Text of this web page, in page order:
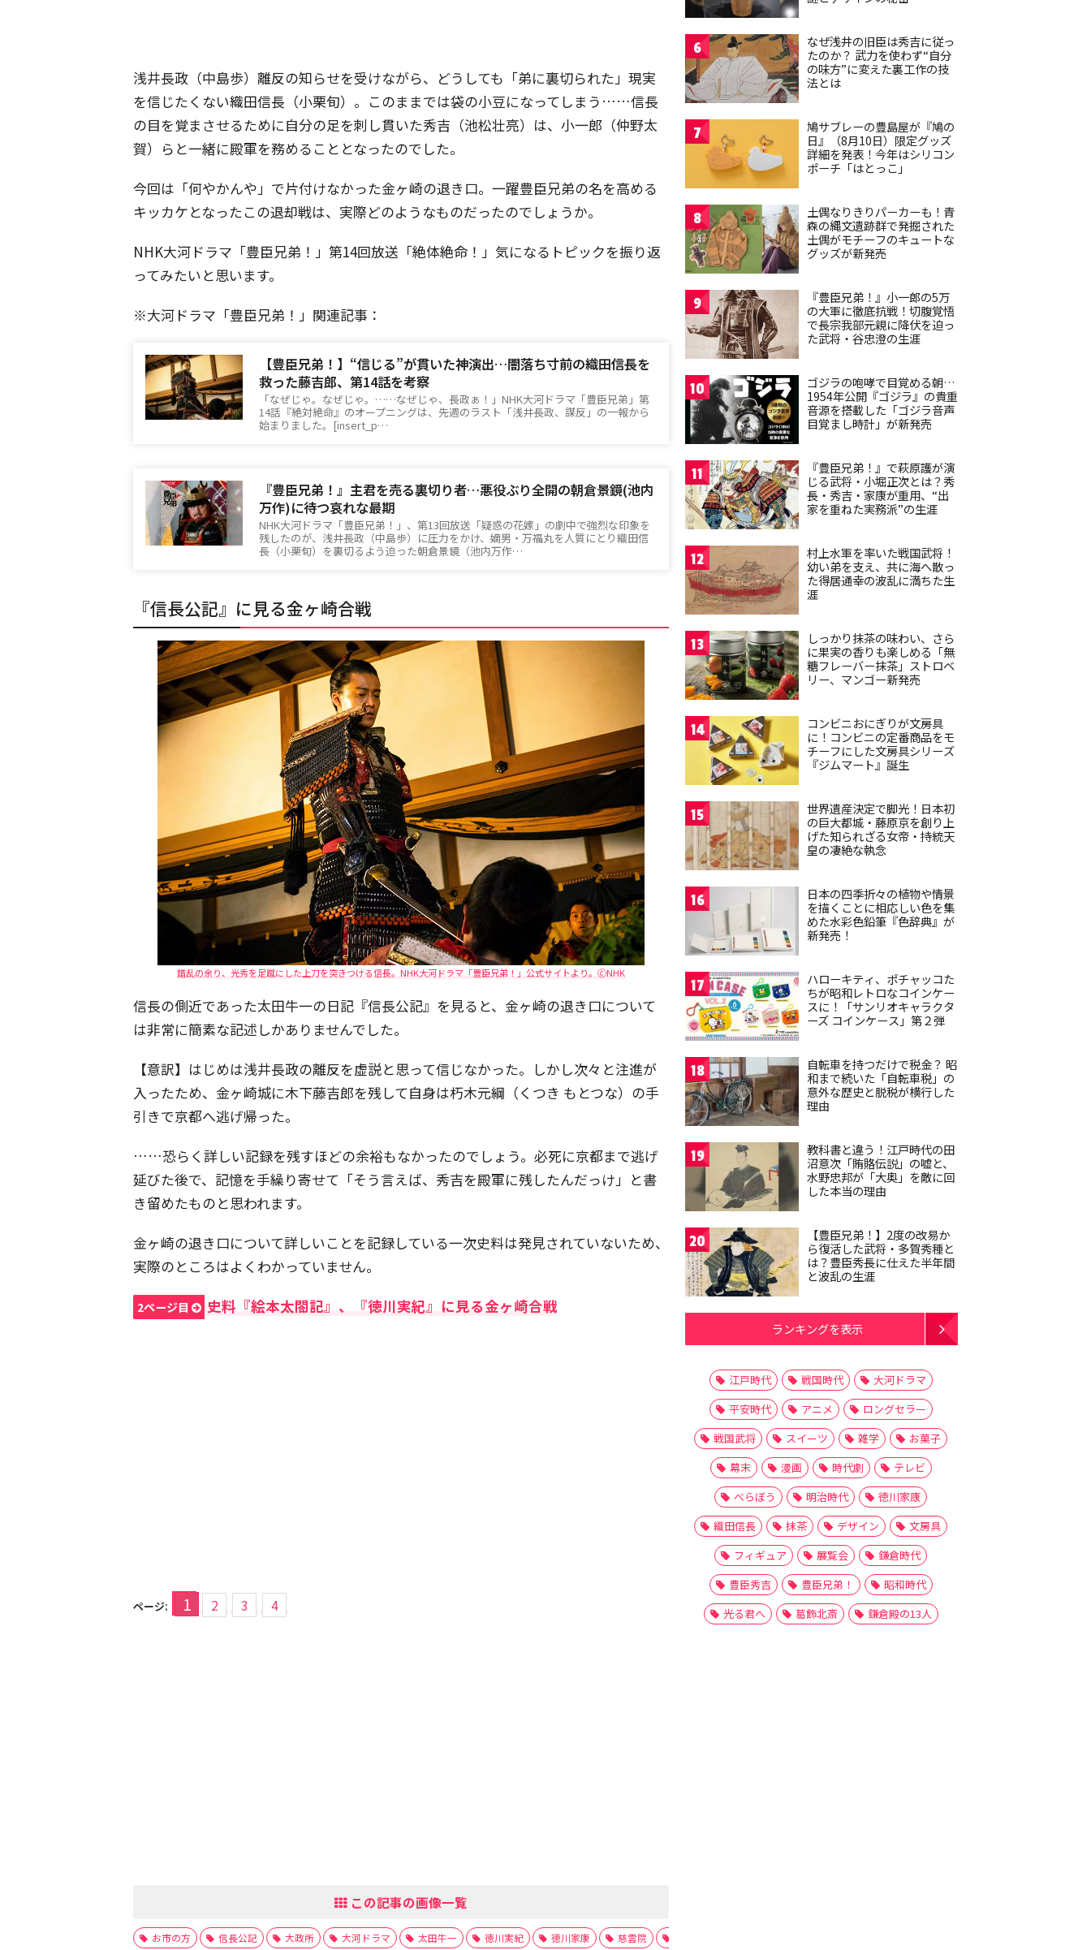
浅井長政（中島歩）離反の知らせを受けながら、どうしても「弟に裏切られた」現実
を信じたくない織田信長（小栗旬）。このままでは袋の小豆になってしまう……信長
の目を覚まさせるために自分の足を刺し貫いた秀吉（池松壮亮）は、小一郎（仲野太
賀）らと一緒に殿軍を務めることとなったのでした。
今回は「何やかんや」で片付けなかった金ヶ崎の退き口。一躍豊臣兄弟の名を高める
キッカケとなったこの退却戦は、実際どのようなものだったのでしょうか。
NHK大河ドラマ「豊臣兄弟！」第14回放送「絶体絶命！」気になるトピックを振り返
ってみたいと思います。
※大河ドラマ「豊臣兄弟！」関連記事：
【豊臣兄弟！】“信じる”が貫いた神演出…闇落ち寸前の織田信長を
救った藤吉郎、第14話を考察
「なぜじゃ。なぜじゃ。……なぜじゃ、長政ぁ！」NHK大河ドラマ「豊臣兄弟」第
14話『絶対絶命』のオープニングは、先週のラスト「浅井長政、謀反」の一報から
始まりました。[insert_p…
『豊臣兄弟！』主君を売る裏切り者…悪役ぶり全開の朝倉景鏡(池内
万作)に待つ哀れな最期
NHK大河ドラマ「豊臣兄弟！」、第13回放送「疑惑の花嫁」の劇中で強烈な印象を
残したのが、浅井長政（中島歩）に圧力をかけ、嫡男・万福丸を人質にとり織田信
長（小栗旬）を裏切るよう迫った朝倉景鏡（池内万作…
『信長公記』に見る金ヶ崎合戦
錯乱の余り、光秀を足蹴にした上刀を突きつける信長。NHK大河ドラマ「豊臣兄弟！」公式サイトより。🄫NHK
信長の側近であった太田牛一の日記『信長公記』を見ると、金ヶ崎の退き口について
は非常に簡素な記述しかありませんでした。
【意訳】はじめは浅井長政の離反を虚説と思って信じなかった。しかし次々と注進が
入ったため、金ヶ崎城に木下藤吉郎を残して自身は朽木元綱（くつき もとつな）の手
引きで京都へ逃げ帰った。
……恐らく詳しい記録を残すほどの余裕もなかったのでしょう。必死に京都まで逃げ
延びた後で、記憶を手繰り寄せて「そう言えば、秀吉を殿軍に残したんだっけ」と書
き留めたものと思われます。
金ヶ崎の退き口について詳しいことを記録している一次史料は発見されていないため、
実際のところはよくわかっていません。
2ページ目 史料『絵本太閤記』、『徳川実紀』に見る金ヶ崎合戦
ページ: 1 2 3 4
この記事の画像一覧
お市の方 信長公記 大政所 大河ドラマ 太田牛一 徳川実紀 徳川家康 慈雲院
6
なぜ浅井の旧臣は秀吉に従っ
たのか？ 武力を使わず“自分
の味方”に変えた裏工作の技
法とは
7
鳩サブレーの豊島屋が『鳩の
日』（8月10日）限定グッズ
詳細を発表！今年はシリコン
ポーチ「はとっこ」
8
土偶なりきりパーカーも！青
森の縄文遺跡群で発掘された
土偶がモチーフのキュートな
グッズが新発売
9
『豊臣兄弟！』小一郎の5万
の大軍に徹底抗戦！切腹覚悟
で長宗我部元親に降伏を迫っ
た武将・谷忠澄の生涯
10
ゴジラの咆哮で目覚める朝…
1954年公開『ゴジラ』の貴重
音源を搭載した「ゴジラ音声
目覚まし時計」が新発売
11
『豊臣兄弟！』で萩原護が演
じる武将・小堀正次とは？秀
長・秀吉・家康が重用、“出
家を重ねた実務派”の生涯
12
村上水軍を率いた戦国武将！
幼い弟を支え、共に海へ散っ
た得居通幸の波乱に満ちた生
涯
13
しっかり抹茶の味わい、さら
に果実の香りも楽しめる「無
糖フレーバー抹茶」ストロベ
リー、マンゴー新発売
14
コンビニおにぎりが文房具
に！コンビニの定番商品をモ
チーフにした文房具シリーズ
『ジムマート』誕生
15
世界遺産決定で脚光！日本初
の巨大都城・藤原京を創り上
げた知られざる女帝・持統天
皇の凄絶な執念
16
日本の四季折々の植物や情景
を描くことに相応しい色を集
めた水彩色鉛筆『色辞典』が
新発売！
17
ハローキティ、ポチャッコた
ちが昭和レトロなコインケー
スに！「サンリオキャラクタ
ーズ コインケース」第２弾
18
自転車を持つだけで税金？ 昭
和まで続いた「自転車税」の
意外な歴史と脱税が横行した
理由
19
教科書と違う！江戸時代の田
沼意次「賄賂伝説」の嘘と、
水野忠邦が「大奥」を敵に回
した本当の理由
20
【豊臣兄弟！】2度の改易か
ら復活した武将・多賀秀種と
は？豊臣秀長に仕えた半年間
と波乱の生涯
ランキングを表示
江戸時代 戦国時代
大河ドラマ
平安時代
アニメ
ロングセラー
戦国武将
スイーツ 雑学
お菓子
幕末
漫画 時代劇
テレビ
べらぼう
明治時代
徳川家康
織田信長
抹茶 デザイン
文房具
フィギュア
展覧会
鎌倉時代
豊臣秀吉
豊臣兄弟！
昭和時代
光る君へ
葛飾北斎 鎌倉殿の13人